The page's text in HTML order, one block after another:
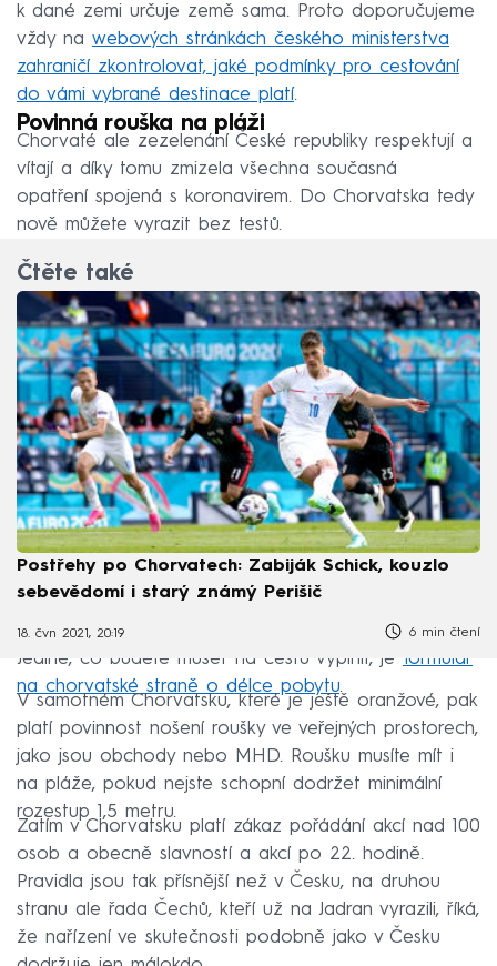
k dané zemi určuje země sama. Proto doporučujeme
vždy na webových stránkách českého ministerstva
zahraničí zkontrolovat, jaké podmínky pro cestování
do vámi vybrané destinace platí.
Povinná rouška na pláži
Chorvaté ale zezelenání České republiky respektují a
vítají a díky tomu zmizela všechna současná
opatření spojená s koronavirem. Do Chorvatska tedy
nově můžete vyrazit bez testů.
Čtěte také
Postřehy po Chorvatech: Zabiják Schick, kouzlo
sebevědomí i starý známý Perišič
18. čvn 2021, 20:19 6 min čtení
Jediné, co budete muset na cestu vyplnit, je formulář
na chorvatské straně o délce pobytu.
V samotném Chorvatsku, které je ještě oranžové, pak
platí povinnost nošení roušky ve veřejných prostorech,
jako jsou obchody nebo MHD. Roušku musíte mít i
na pláže, pokud nejste schopní dodržet minimální
rozestup 1,5 metru.
Zatím v Chorvatsku platí zákaz pořádání akcí nad 100
osob a obecně slavností a akcí po 22. hodině.
Pravidla jsou tak přísnější než v Česku, na druhou
stranu ale řada Čechů, kteří už na Jadran vyrazili, říká,
že nařízení ve skutečnosti podobně jako v Česku